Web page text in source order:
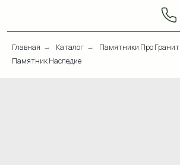
Главная → Каталог → Памятники Про Гранит
Памятник Наследие